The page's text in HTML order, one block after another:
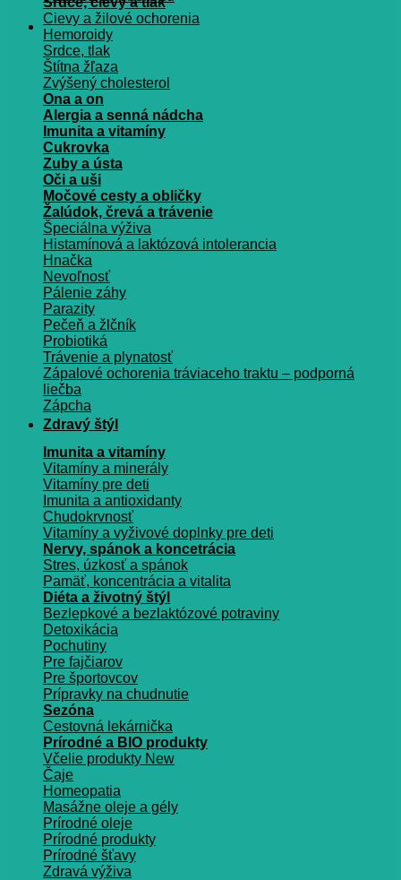
Cievy a žilové ochorenia
Hemoroidy
Srdce, tlak
Štítna žľaza
Zvýšený cholesterol
Ona a on
Alergia a senná nádcha
Imunita a vitamíny
Cukrovka
Zuby a ústa
Oči a uši
Močové cesty a obličky
Žalúdok, črevá a trávenie
Špeciálna výživa
Histamínová a laktózová intolerancia
Hnačka
Nevoľnosť
Pálenie záhy
Parazity
Pečeň a žlčník
Probiotiká
Trávenie a plynatosť
Zápalové ochorenia tráviaceho traktu – podporná
liečba
Zápcha
Zdravý štýl
Imunita a vitamíny
Vitamíny a minerály
Vitamíny pre deti
Imunita a antioxidanty
Chudokrvnosť
Vitamíny a vyživové doplnky pre deti
Nervy, spánok a koncetrácia
Stres, úzkosť a spánok
Pamäť, koncentrácia a vitalita
Diéta a životný štýl
Bezlepkové a bezlaktózové potraviny
Detoxikácia
Pochutiny
Pre fajčiarov
Pre športovcov
Prípravky na chudnutie
Sezóna
Cestovná lekárnička
Prírodné a BIO produkty
Včelie produkty
Čaje
Homeopatia
Masážne oleje a gély
Prírodné oleje
Prírodné produkty
Prírodné šťavy
Zdravá výživa